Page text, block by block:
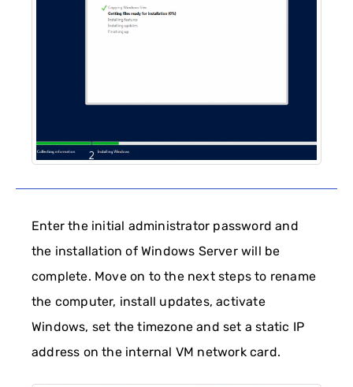
Enter the initial administrator password and
the installation of Windows Server will be
complete. Move on to the next steps to rename
the computer, install updates, activate
Windows, set the timezone and set a static IP
address on the internal VM network card.